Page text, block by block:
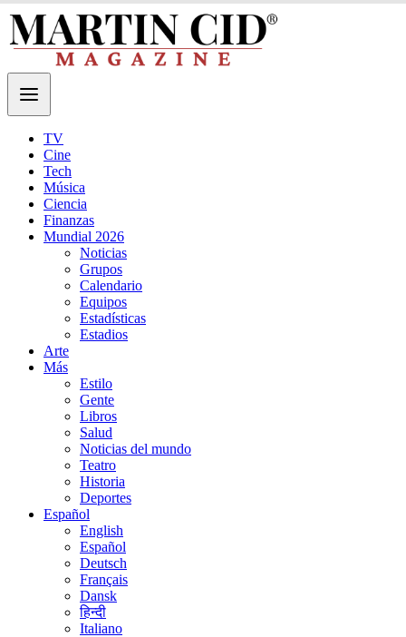
TV
Cine
Tech
Música
Ciencia
Finanzas
Mundial 2026
Noticias
Grupos
Calendario
Equipos
Estadísticas
Estadios
Arte
Más
Estilo
Gente
Libros
Salud
Noticias del mundo
Teatro
Historia
Deportes
Español
English
Español
Deutsch
Français
Dansk
हिन्दी
Italiano